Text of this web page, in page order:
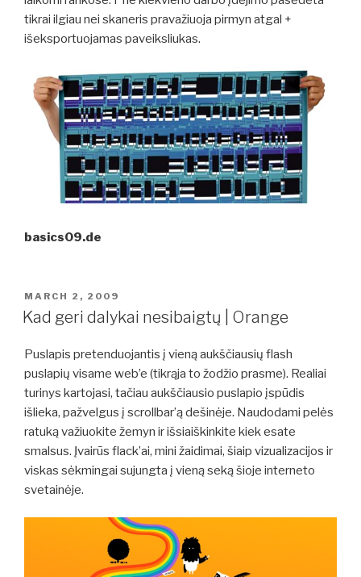
tikrai ilgiau nei skaneris pravažiuoja pirmyn atgal +
išeksportuojamas paveiksliukas.
basics09.de
POSTED
ON
MARCH 2, 2009
Kad geri dalykai nesibaigtų | Orange
Puslapis pretenduojantis į vieną aukščiausių flash
puslapių visame web’e (tikrąja to žodžio prasme). Realiai
turinys kartojasi, tačiau aukščiausio puslapio įspūdis
išlieka, pažvelgus į scrollbar’ą dešinėje. Naudodami pelės
ratuką važiuokite žemyn ir išsiaiškinkite kiek esate
smalsus. Įvairūs flack’ai, mini žaidimai, šiaip vizualizacijos ir
viskas sėkmingai sujungta į vieną seką šioje interneto
svetainėje.